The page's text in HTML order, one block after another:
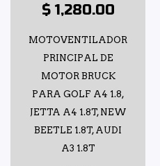
$ 1,280.00
MOTOVENTILADOR
PRINCIPAL DE
MOTOR BRUCK
PARA GOLF A4 1.8,
JETTA A4 1.8T, NEW
BEETLE 1.8T, AUDI
A3 1.8T